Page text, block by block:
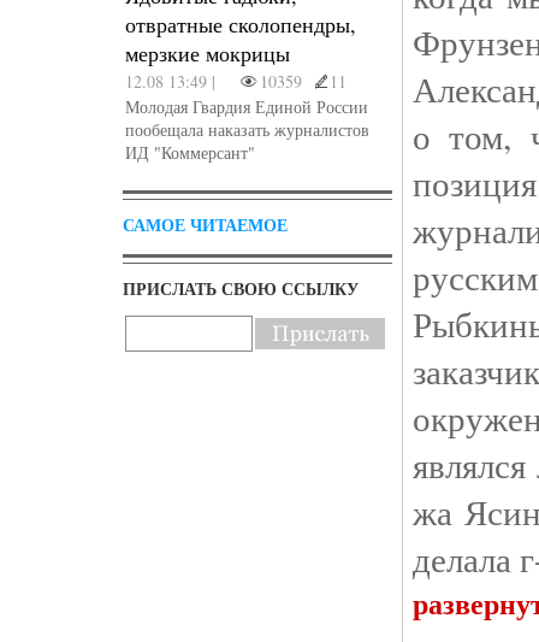
отвратные сколопендры,
мерзкие мокрицы
12.08 13:49 | 10359
11
Молодая Гвардия Единой России
пообещала наказать журналистов
ИД "Коммерсант"
САМОЕ ЧИТАЕМОЕ
ПРИСЛАТЬ СВОЮ ССЫЛКУ
о том,
жа
делала